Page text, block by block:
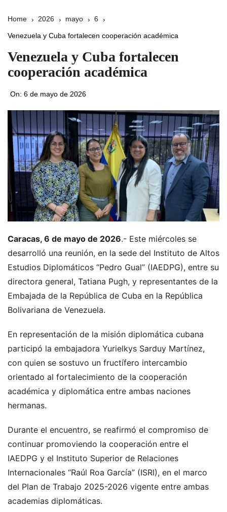
Home 2026 mayo 6
Venezuela y Cuba fortalecen cooperación académica
Venezuela y Cuba fortalecen
cooperación académica
On: 6 de mayo de 2026
Caracas, 6 de mayo de 2026.- Este miércoles se
desarrolló una reunión, en la sede del Instituto de Altos
Estudios Diplomáticos “Pedro Gual” (IAEDPG), entre su
directora general, Tatiana Pugh, y representantes de la
Embajada de la República de Cuba en la República
Bolivariana de Venezuela.
En representación de la misión diplomática cubana
participó la embajadora Yurielkys Sarduy Martínez,
con quien se sostuvo un fructífero intercambio
orientado al fortalecimiento de la cooperación
académica y diplomática entre ambas naciones
hermanas.
Durante el encuentro, se reafirmó el compromiso de
continuar promoviendo la cooperación entre el
IAEDPG y el Instituto Superior de Relaciones
Internacionales “Raúl Roa García” (ISRI), en el marco
del Plan de Trabajo 2025-2026 vigente entre ambas
academias diplomáticas.